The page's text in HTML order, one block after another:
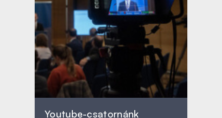
Youtube-csatornánk